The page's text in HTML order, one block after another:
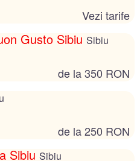
Vezi tarife
Gusto Sibiu Sibiu
de la 350 RON
de la 250 RON
Sibiu Sibiu